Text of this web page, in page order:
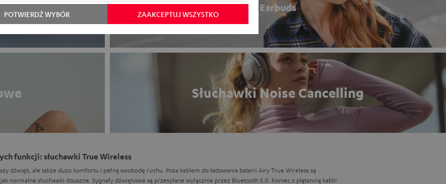
Earbuds
Słuchawki Noise Cancelling
funkcji: słuchawki True Wireless
dźwięk, ale także dużo komfortu i pełną swobodę ruchu. Poza kablem do ładowania baterii Airy True Wireless są
normalne słuchawki douszne. Sygnały dźwiękowe są przesyłane wyłącznie przez Bluetooth 5.0. Koniec z plątaniną kabli!
ZAAKCEPTUJ WSZYSTKO
POTWIERDŹ WYBÓR